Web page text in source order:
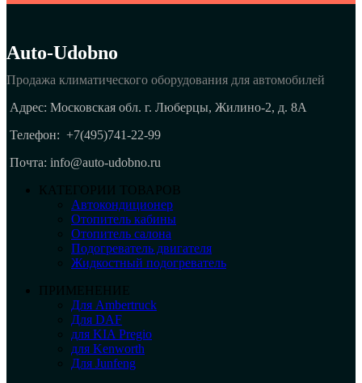
Auto-Udobno
Продажа климатического оборудования для автомобилей
Адрес: Московская обл. г. Люберцы, Жилино-2, д. 8A
Телефон: +7(495)741-22-99
Почта: info@auto-udobno.ru
КАТЕГОРИИ ТОВАРОВ
Автокондиционер
Отопитель кабины
Отопитель салона
Подогреватель двигателя
Жидкостный подогреватель
ПРИМЕНЕНИЕ
Для Ambertruck
Для DAF
для KIA Pregio
для Kenworth
Для Junfeng